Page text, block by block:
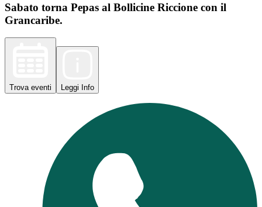
Sabato torna Pepas al Bollicine Riccione con il
Grancaribe.
Trova eventi Leggi Info